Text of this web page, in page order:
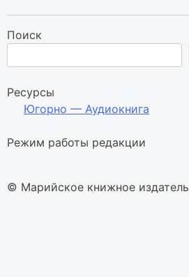
Поиск
Ресурсы
Югорно — Аудиокнига
Режим работы редакции
© Марийское книжное